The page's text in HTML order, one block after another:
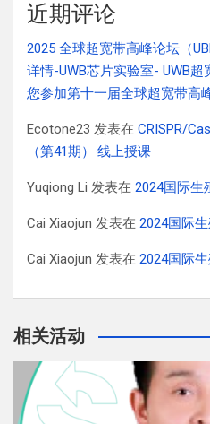
近期评论
2025 全球超宽带高峰论坛（
详情-UWB芯片实验室- UWB超
您参加第十一届全球超宽带高
Ecotone23 发表在 CRISPR/
（第41期）·线上授课
Yuqiong Li 发表在 2024国际生
Cai Xiaojun 发表在 2024国际生
Cai Xiaojun 发表在 2024国际生
相关活动